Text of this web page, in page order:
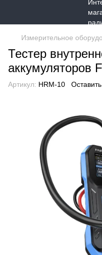
Измерительное
Тестер
аккумуляторов
Артикул: HRM-10